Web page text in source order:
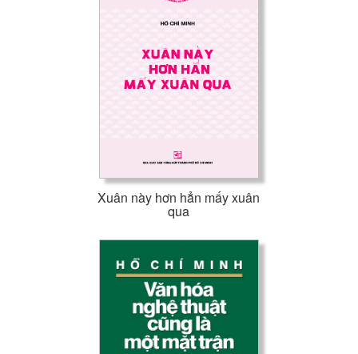
Xuân này hơn hẳn mấy xuân
qua